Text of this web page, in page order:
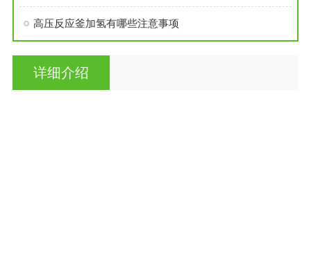
高压反应釜加氢有哪些注意事项
详细介绍